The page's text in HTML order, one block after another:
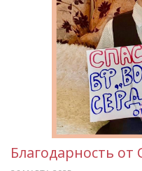
Благодарность от